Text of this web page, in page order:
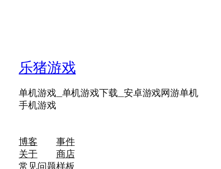
乐猪游戏
单机游戏_单机游戏下载_安卓游戏网游单机
手机游戏
博客
关于
常见问题
事件
商店
样板